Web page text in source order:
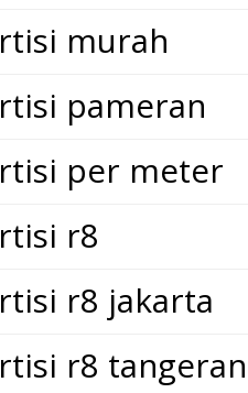
murah
pameran
per meter
r8
r8 jakarta
r8